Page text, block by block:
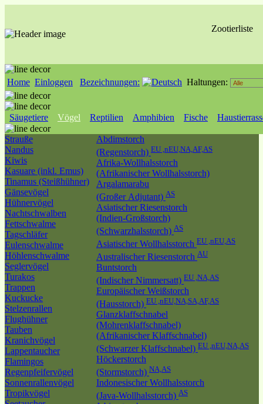
Zootierliste
Home Einloggen Bezeichnungen: Haltungen:
Säugetiere Vögel Reptilien Amphibien Fische
Strauße
Nandus
Kiwis
Kasuare (inkl. Emus)
Tinamus (Steißhühner)
Gänsevögel
Hühnervögel
Nachtschwalben
Fettschwalme
Tagschläfer
Eulenschwalme
Höhlenschwalme
Seglervögel
Turakos
Trappen
Kuckucke
Stelzenrallen
Flughühner
Tauben
Kranichvögel
Lappentaucher
Flamingos
Regenpfeifervögel
Sonnenrallenvögel
Tropikvögel
Abdimstorch
(Regenstorch) EU ,nEU,NA,AF,AS
Afrika-Wollhalsstorch
(Afrikanischer Wollhalsstorch)
Argalamarabu
(Großer Adjutant) AS
Asiatischer Riesenstorch
(Indien-Großstorch)
(Schwarzhalsstorch) AS
Asiatischer Wollhalsstorch EU ,nEU,AS
Australischer Riesenstorch AU
Buntstorch
(Indischer Nimmersatt) EU ,NA,AS
Europäischer Weißstorch
(Hausstorch) EU ,nEU,NA,SA,AF,AS
Glanzklaffschnabel
(Mohrenklaffschnabel)
(Afrikanischer Klaffschnabel)
(Schwarzer Klaffschnabel) EU ,nEU,NA,AS
Höckerstorch
(Stormstorch) NA,AS
Indonesischer Wollhalsstorch
(Java-Wollhalsstorch) AS